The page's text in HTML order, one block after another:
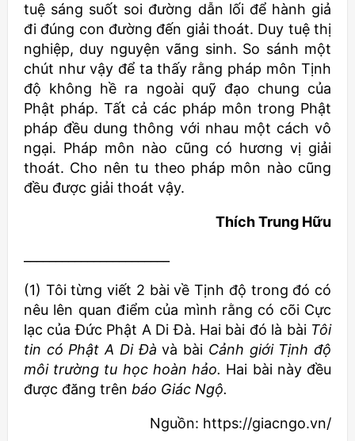
tuệ sáng suốt soi đường dẫn lối để hành giả
đi đúng con đường đến giải thoát. Duy tuệ thị
nghiệp, duy nguyện vãng sinh. So sánh một
chút như vậy để ta thấy rằng pháp môn Tịnh
độ không hề ra ngoài quỹ đạo chung của
Phật pháp. Tất cả các pháp môn trong Phật
pháp đều dung thông với nhau một cách vô
ngại. Pháp môn nào cũng có hương vị giải
thoát. Cho nên tu theo pháp môn nào cũng
đều được giải thoát vậy.
Thích Trung Hữu
(1) Tôi từng viết 2 bài về Tịnh độ trong đó có
nêu lên quan điểm của mình rằng có cõi Cực
lạc của Đức Phật A Di Đà. Hai bài đó là bài Tôi
tin có Phật A Di Đàvà bài Cảnh giới Tịnh độ
môi trường tu học hoàn hảo. Hai bài này đều
được đăng trên báo Giác Ngộ.
Nguồn: https://giacngo.vn/